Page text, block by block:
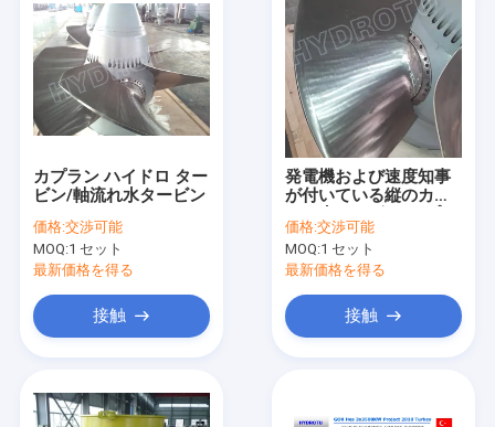
プロダクト
カプラン ハイドロ ター
ビン/軸流れ水タービン
価格:交渉可能
MOQ:1 セット
最新価格を得る
接触
発電機および速度知事
が付いている縦のカプ
ン ハイドロ タービン
価格:交渉可能
MOQ:1 セット
最新価格を得る
接触